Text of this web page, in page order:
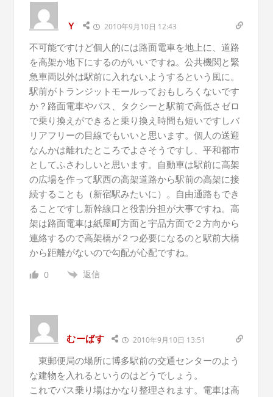
Ｙ 2010年9月10日 12:43
不可能ですけど個人的には路面電車を地上に、道路
を高架か地下にするのがいいですね。公共機関と緊
急車両以外は駅前に入れないようするという風に。
駅前がトランジットモールっておもしろくないです
か？路面電車やバス、タクシーと駅前で高低さゼロ
で乗り換えができると乗り換え時間も短いですしバ
リアフリーの目線でもいいと思います。個人の送迎
なんかは離れたところでよさそうですし、平和都市
としてふさわしいと思います。自動車は駅前に高架
の広場を作って駅西の高架道路から駅前の高架に接
続することも（新宿駅みたいに）。自由通路もでき
ることですし新幹線口と役割分担が大事ですね。高
架は路面電車は紙屋町方面と宇品方面で２方向から
連絡するので高架橋が２つ必要になるのと駅前大橋
から距離がないので勾配が心配ですね。
0 返信
むーばす 2010年9月10日 13:51
東郵便局の場所に博多駅前の交通センターのよう
な建物を入れるというのはどうでしょう。
これでバス乗り場はかなり整理されます。電車は高